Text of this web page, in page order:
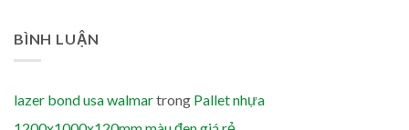
BÌNH LUẬN
lazer bond usa walmartrong Pallet nhựa